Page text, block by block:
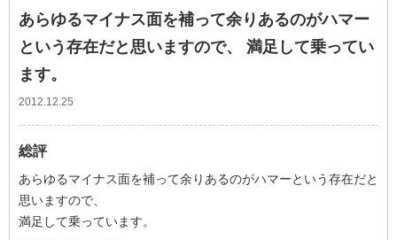
あらゆるマイナス面を補って余りあるのがハマー
という存在だと思いますので、 満足して乗ってい
ます。
2012.12.25
総評
あらゆるマイナス面を補って余りあるのがハマーという存在だと
思いますので、
満足して乗っています。